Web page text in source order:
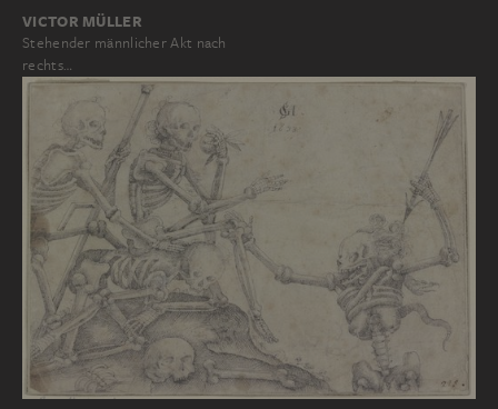
VICTOR MÜLLER
Stehender männlicher Akt nach
rechts…